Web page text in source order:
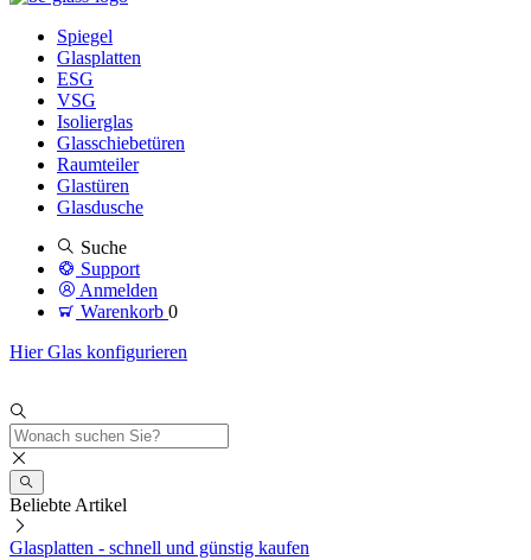
Spiegel
Glasplatten
ESG
VSG
Isolierglas
Glasschiebetüren
Raumteiler
Glastüren
Glasdusche
Suche
Support
Anmelden
Warenkorb 0
Hier Glas konfigurieren
Beliebte Artikel
Glasplatten - schnell und günstig kaufen